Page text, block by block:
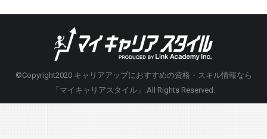
©Copyright2020 キャリアアップにおすすめの資格・スキル情報なら
「マイキャリアスタイル」
.All Rights Reserved.